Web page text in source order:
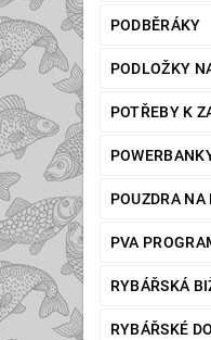
PODBĚRÁKY
PODLOŽKY
POTŘEBY K
POUZDRA NA
PVA
RYBÁŘSKÁ
RYBÁŘSKÉ